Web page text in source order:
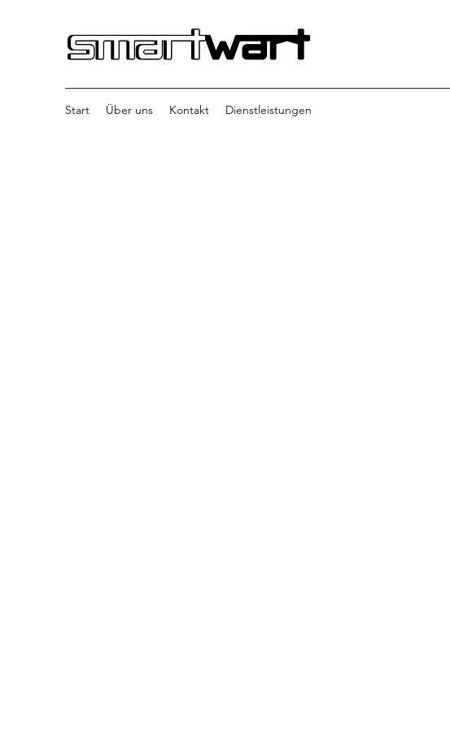
Start Über uns Kontakt Dienstleistungen